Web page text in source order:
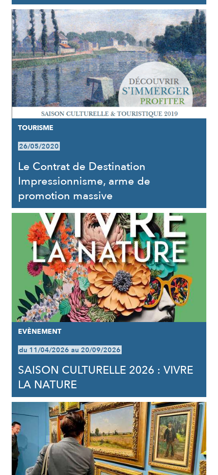
TOURISME
26/05/2020
Le Contrat de Destination
Impressionnisme, arme de
promotion massive
EVÈNEMENT
du 11/04/2026 au 20/09/2026
SAISON CULTURELLE 2026 : VIVRE
LA NATURE